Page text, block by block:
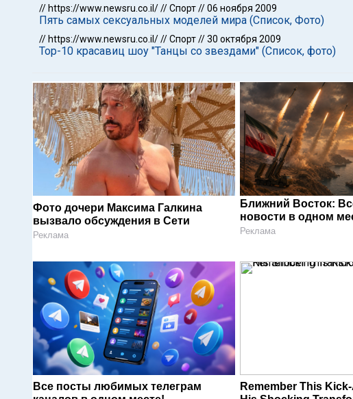
// https://www.newsru.co.il///Спорт//06 ноября 2009
Пять самых сексуальных моделей мира (Список, Фото)
// https://www.newsru.co.il///Спорт//30 октября 2009
Тор-10 красавиц шоу "Танцы со звездами" (Список, фото)
Фото дочери Максима Галкина
вызвало обсуждения в Сети
Реклама
Ближний Восток:
новости в одном
Реклама
Все посты любимых телеграм
Remember This